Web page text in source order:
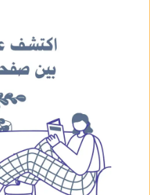
الجامعة
كيفية الوصول إلى
يتم الدخول إلى “مودل”
بعد تسجيل الدخول
المرور، يمكن للطلاب
الدراسية، التفاعل مع
والواجبات.